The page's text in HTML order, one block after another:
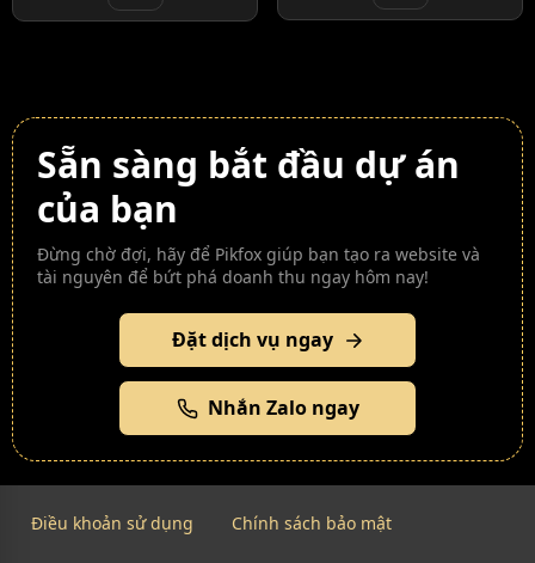
Sẵn sàng bắt đầu dự án
của bạn
Đừng chờ đợi, hãy để Pikfox giúp bạn tạo ra website và
tài nguyên để bứt phá doanh thu ngay hôm nay!
Đặt dịch vụ ngay
Nhắn Zalo ngay
Điều khoản sử dụng Chính sách bảo mật